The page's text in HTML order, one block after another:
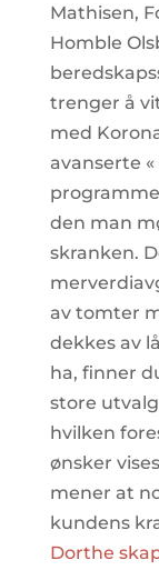
Mathisen,
Homble
trenger å
med
avanserte
den man
skranken.
av tomter
dekkes av
ha, finner
store
hvilken
ønsker
mener at
kundens
Dorthe